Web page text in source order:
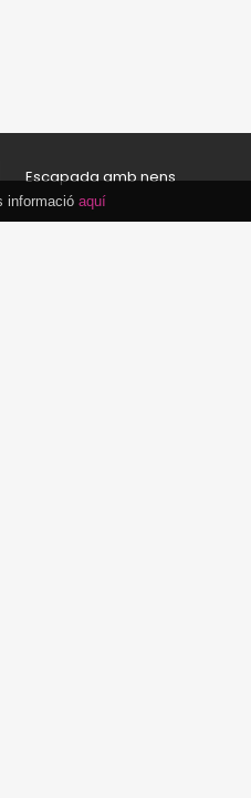
Escapada amb nens
informació aquí